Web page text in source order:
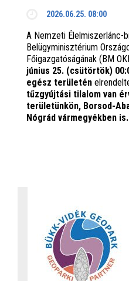
2026.06.25. 08:00
A Nemzeti Élelmiszerlánc-
Belügyminisztérium
Főigazgatóságának (BM
június 25. (csütörtök)
egész területén
tűzgyújtási tilalom van
területünkön, Borsod-
Nógrád vármegyékben is.